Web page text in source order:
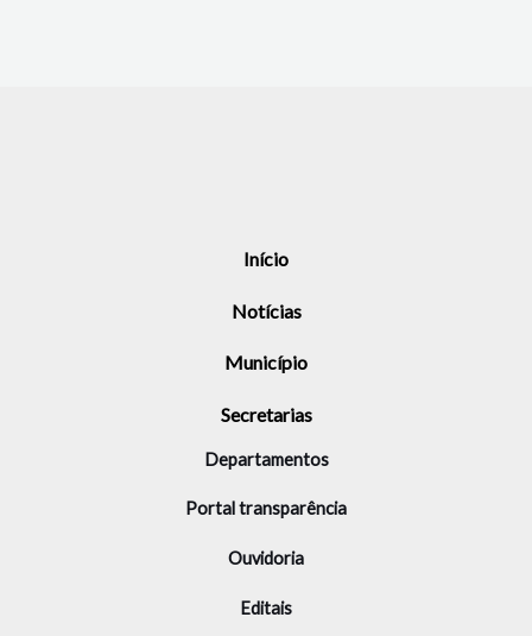
Início
Notícias
Município
Secretarias
Departamentos
Portal transparência
Ouvidoria
Editais